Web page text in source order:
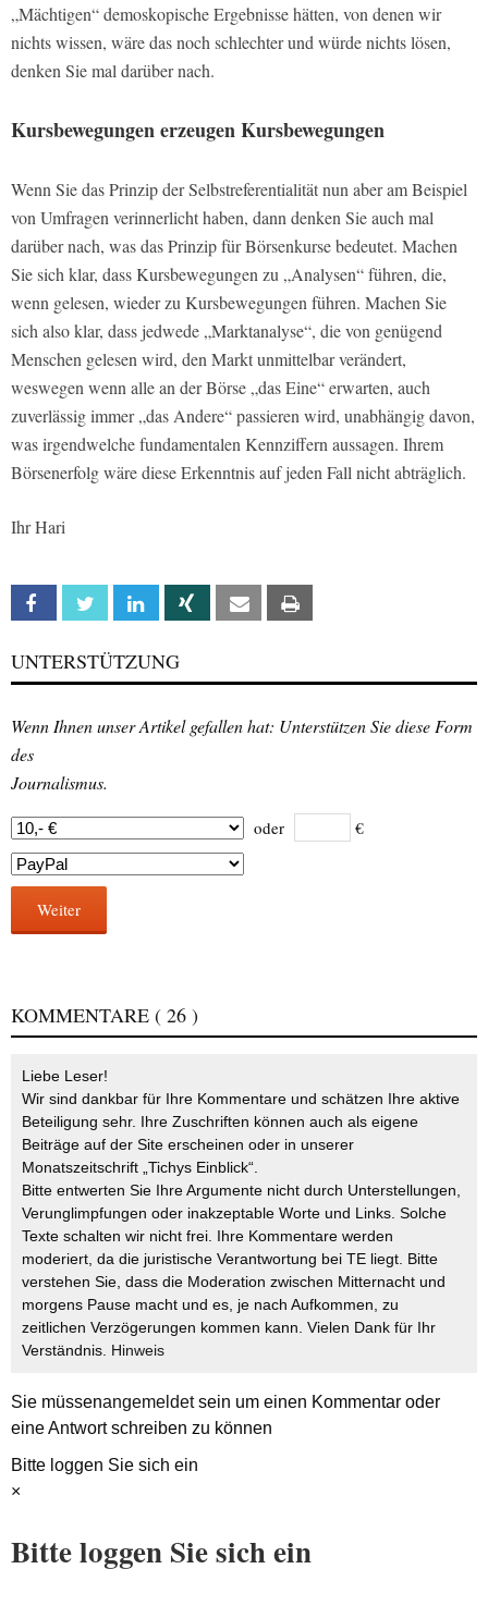
„Mächtigen“ demoskopische Ergebnisse hätten, von denen wir
nichts wissen, wäre das noch schlechter und würde nichts lösen,
denken Sie mal darüber nach.
Kursbewegungen erzeugen Kursbewegungen
Wenn Sie das Prinzip der Selbstreferentialität nun aber am Beispiel
von Umfragen verinnerlicht haben, dann denken Sie auch mal
darüber nach, was das Prinzip für Börsenkurse bedeutet. Machen
Sie sich klar, dass Kursbewegungen zu „Analysen“ führen, die,
wenn gelesen, wieder zu Kursbewegungen führen. Machen Sie
sich also klar, dass jedwede „Marktanalyse“, die von genügend
Menschen gelesen wird, den Markt unmittelbar verändert,
weswegen wenn alle an der Börse „das Eine“ erwarten, auch
zuverlässig immer „das Andere“ passieren wird, unabhängig davon,
was irgendwelche fundamentalen Kennziffern aussagen. Ihrem
Börsenerfolg wäre diese Erkenntnis auf jeden Fall nicht abträglich.
Ihr Hari
Facebook Twitter Linkedin Xing Email
UNTERSTÜTZUNG
Wenn Ihnen unser Artikel gefallen hat: Unterstützen Sie diese Form
des
Journalismus.
oder €
Weiter
KOMMENTARE ( 26 )
Liebe Leser!
Wir sind dankbar für Ihre Kommentare und schätzen Ihre aktive
Beteiligung sehr. Ihre Zuschriften können auch als eigene
Beiträge auf der Site erscheinen oder in unserer
Monatszeitschrift „Tichys Einblick“.
Bitte entwerten Sie Ihre Argumente nicht durch Unterstellungen,
Verunglimpfungen oder inakzeptable Worte und Links. Solche
Texte schalten wir nicht frei. Ihre Kommentare werden
moderiert, da die juristische Verantwortung bei TE liegt. Bitte
verstehen Sie, dass die Moderation zwischen Mitternacht und
morgens Pause macht und es, je nach Aufkommen, zu
zeitlichen Verzögerungen kommen kann. Vielen Dank für Ihr
Verständnis. Hinweis
Sie müssenangemeldetsein um einen Kommentar oder
eine Antwort schreiben zu können
Bitte loggen Sie sich ein
×
Bitte loggen Sie sich ein